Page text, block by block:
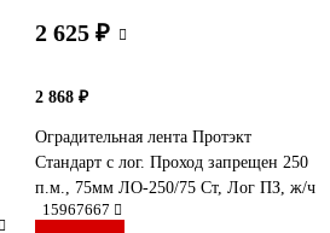
2 625 ₽
2 868 ₽
Оградительная лента Протэкт
Стандарт с лог. Проход запрещен 250
п.м., 75мм ЛО-250/75 Ст, Лог ПЗ, ж/ч
15967667